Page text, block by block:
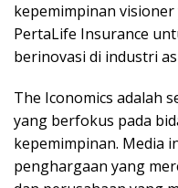
kepemimpinan
PertaLife Insurance
berinovasi di industri
The Iconomics adalah
yang berfokus pada
kepemimpinan. Media
penghargaan yang